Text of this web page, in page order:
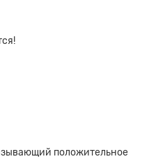
положительное